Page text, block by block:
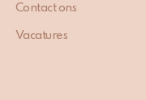
Contact ons
Vacatures